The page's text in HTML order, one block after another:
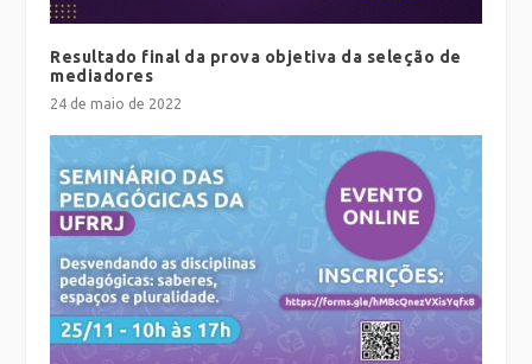
Resultado final da prova objetiva da seleção de
mediadores
24 de maio de 2022